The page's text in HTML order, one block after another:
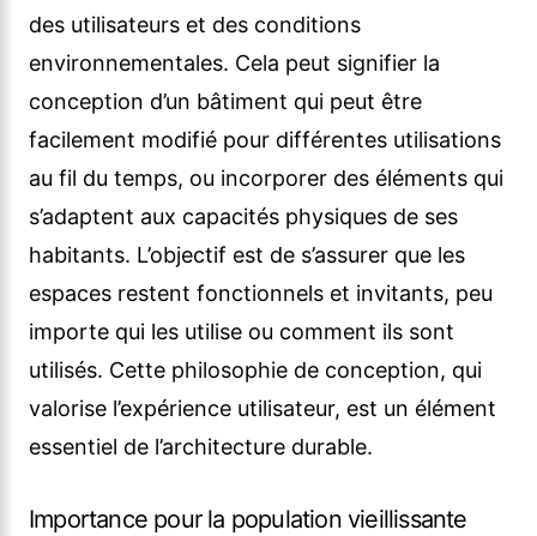
des utilisateurs et des conditions
environnementales. Cela peut signifier la
conception d’un bâtiment qui peut être
facilement modifié pour différentes utilisations
au fil du temps, ou incorporer des éléments qui
s’adaptent aux capacités physiques de ses
habitants. L’objectif est de s’assurer que les
espaces restent fonctionnels et invitants, peu
importe qui les utilise ou comment ils sont
utilisés. Cette philosophie de conception, qui
valorise l’expérience utilisateur, est un élément
essentiel de l’architecture durable.
Importance pour la population vieillissante